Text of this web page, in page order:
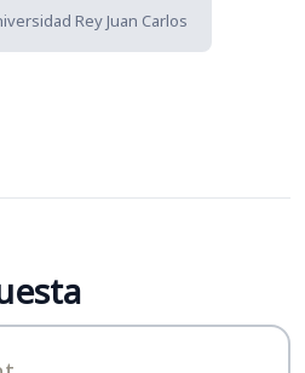
Rey Juan Carlos